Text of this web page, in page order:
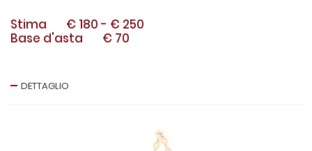
Stima € 180 - € 250
Base d'asta
€ 70
DETTAGLIO